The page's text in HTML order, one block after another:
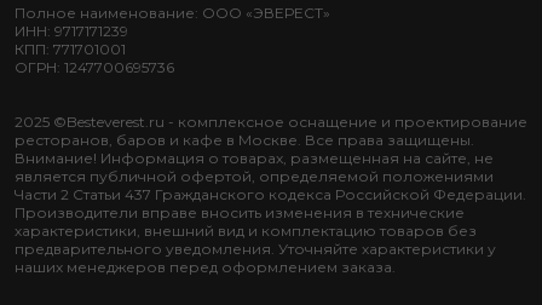
2025 ©Besteverest.ru - комплексное оснащение и проектирование
ресторанов, баров и кафе в Москве. Все права защищены.
Внимание! Информация о товарах, размещенная на сайте, не
является публичной офертой, определяемой положениями
Части 2 Статьи 437 Гражданского кодекса Российской Федерации.
Производители вправе вносить изменения в технические
характеристики, внешний вид и комплектацию товаров без
предварительного уведомления. Уточняйте характеристики у
наших менеджеров перед оформлением заказа.
Полное наименование: ООО «ЭВЕРЕСТ»
ИНН: 9717171239
КПП: 771701001
ОГРН: 1247700695736